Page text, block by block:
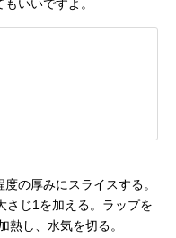
いいですよ。
の厚みにスライスする。
さじ1を加える。ラップを
熱し、水気を切る。